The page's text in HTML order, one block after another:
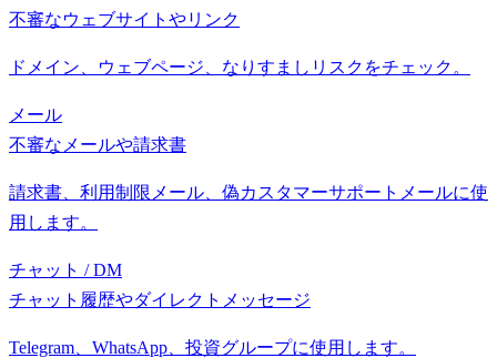
不審なウェブサイトやリンク
ドメイン、ウェブページ、なりすましリスクをチェック。
メール
不審なメールや請求書
請求書、利用制限メール、偽カスタマーサポートメールに使
用します。
チャット / DM
チャット履歴やダイレクトメッセージ
Telegram、WhatsApp、投資グループに使用します。